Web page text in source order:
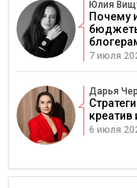
Юлия
Почему
7 июля
Дарья
креатив
6 июля